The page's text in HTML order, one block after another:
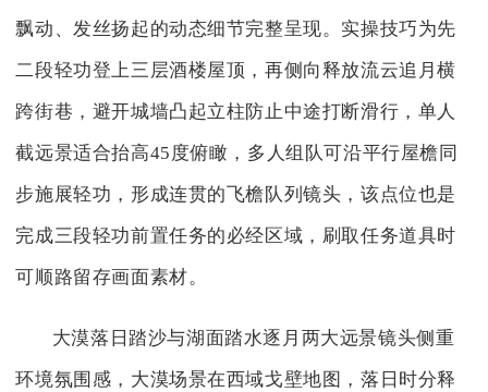
飘动、发丝扬起的动态细节完整呈现。实操技巧为先
二段轻功登上三层酒楼屋顶，再侧向释放流云追月横
跨街巷，避开城墙凸起立柱防止中途打断滑行，单人
截远景适合抬高45度俯瞰，多人组队可沿平行屋檐同
步施展轻功，形成连贯的飞檐队列镜头，该点位也是
完成三段轻功前置任务的必经区域，刷取任务道具时
可顺路留存画面素材。
大漠落日踏沙与湖面踏水逐月两大远景镜头侧重
环境氛围感，大漠场景在西域戈壁地图，落日时分释